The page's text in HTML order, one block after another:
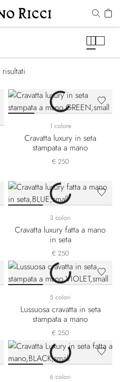
risultati
1 colore
Cravatta luxury in seta
stampata a mano
€ 250
3 colori
Cravatta luxury fatta a mano
in seta
€ 250
5 colori
Lussuosa cravatta in seta
stampata a mano
€ 250
6 colori